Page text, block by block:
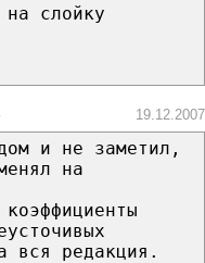
слойку
19.12.2007
и не заметил,
на
вся редакция.